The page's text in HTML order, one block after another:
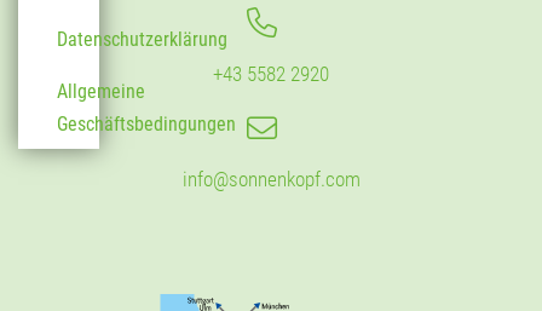
Datenschutzerklärung
Allgemeine
Geschäftsbedingungen
+43 5582 2920
info@sonnenkopf.com